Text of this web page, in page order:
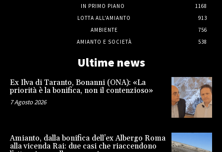
IN PRIMO PIANO
1168
LOTTA ALL'AMIANTO
913
AMBIENTE
756
AMIANTO E SOCIETÀ
538
Ultime news
Ex Ilva di Taranto, Bonanni (ONA): «La
priorità è la bonifica, non il contenzioso»
7 Agosto 2026
Amianto, dalla bonifica dell’ex Albergo Roma
alla vicenda Rai: due casi che riaccendono